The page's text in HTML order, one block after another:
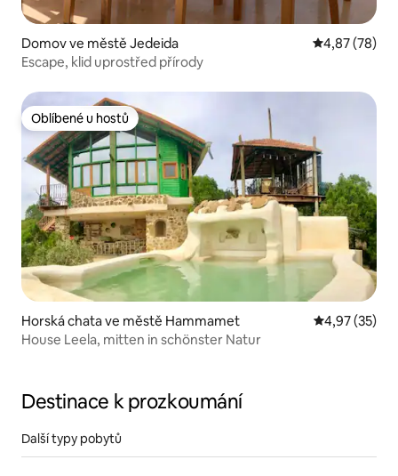
Domov ve městě Jedeida Průměrné
4,87 (78)
Escape, klid uprostřed přírody
Oblíbené u hostů
Oblíbené u hostů
Horská chata ve městě Hammamet Průměrné
4,97 (35)
House Leela, mitten in schönster Natur
Destinace k prozkoumání
Další typy pobytů